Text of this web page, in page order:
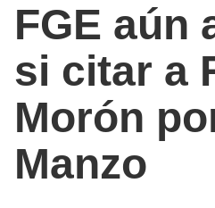
FGE aún
si citar a
Morón
Manzo